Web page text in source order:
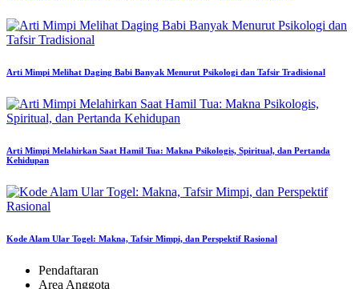
Arti Mimpi Melihat Daging Babi Banyak Menurut Psikologi dan Tafsir Tradisional
Arti Mimpi Melahirkan Saat Hamil Tua: Makna Psikologis, Spiritual, dan Pertanda
Kehidupan
Kode Alam Ular Togel: Makna, Tafsir Mimpi, dan Perspektif Rasional
Pendaftaran
Area Anggota